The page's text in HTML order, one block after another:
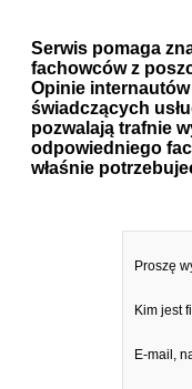
Serwis pomaga
fachowców z
Opinie
świadczących
pozwalają trafnie
odpowiedniego
właśnie
Proszę
Kim jest
E-mail,